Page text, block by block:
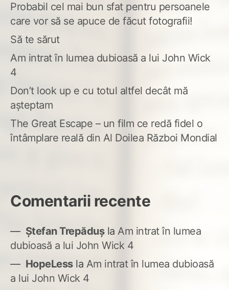
Probabil cel mai bun sfat pentru persoanele
care vor să se apuce de făcut fotografii!
Să te sărut
Am intrat în lumea dubioasă a lui John Wick
4
Don’t look up e cu totul altfel decât mă
așteptam
The Great Escape – un film ce redă fidel o
întâmplare reală din Al Doilea Război Mondial
Comentarii recente
Ștefan Trepădușla Am intrat în lumea
dubioasă a lui John Wick 4
HopeLessla Am intrat în lumea dubioasă
a lui John Wick 4